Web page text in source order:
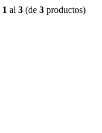
1 al 3 (de 3 productos)